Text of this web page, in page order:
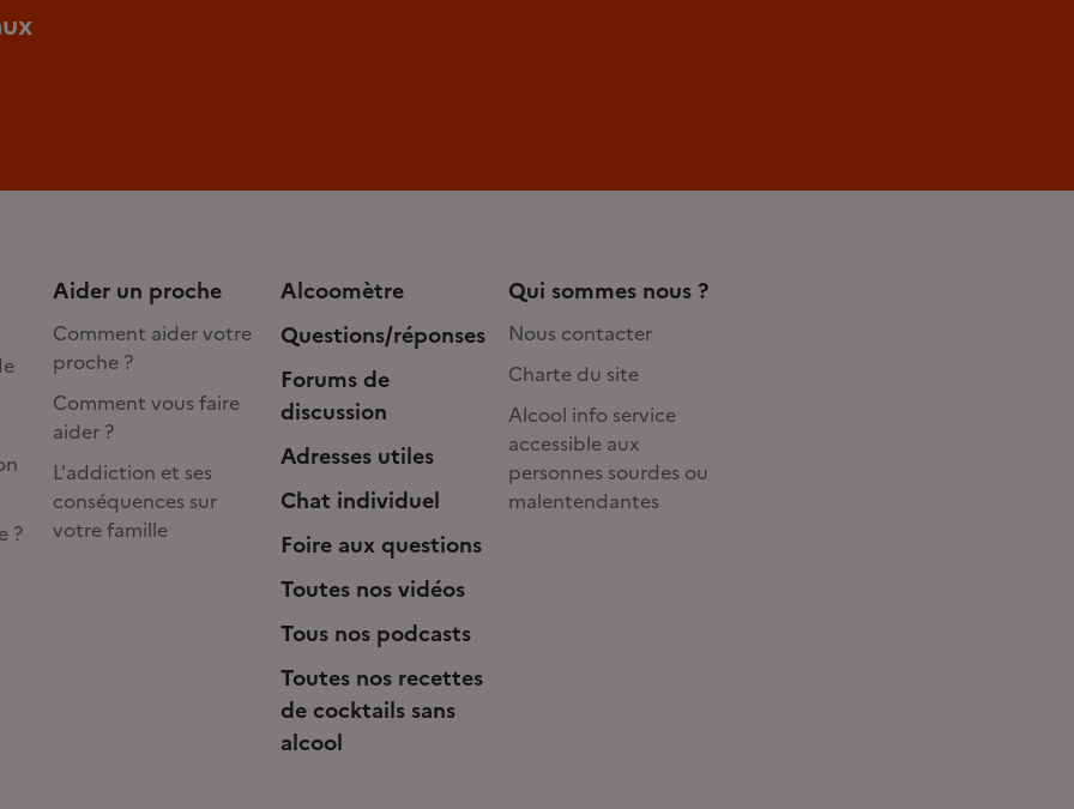
?
Aider un proche
Comment aider votre
proche ?
Comment vous faire
aider ?
L'addiction et ses
conséquences sur
votre famille
Alcoomètre
Questions/réponses
Forums de
discussion
Adresses utiles
Chat individuel
Foire aux questions
Toutes nos vidéos
Tous nos podcasts
Toutes nos recettes
de cocktails sans
alcool
Qui sommes nous ?
Nous contacter
Charte du site
Alcool info service
accessible aux
personnes sourdes ou
malentendantes